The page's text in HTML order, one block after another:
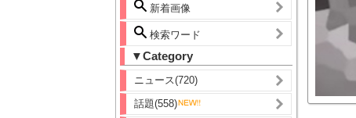
新着画像
検索ワード
▼Category
ニュース(720)
話題(558)